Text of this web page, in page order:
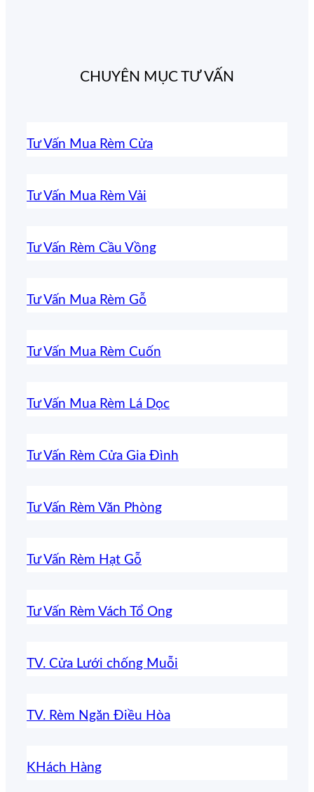
CHUYÊN MỤC TƯ VẤN
Tư Vấn Mua Rèm Cửa
Tư Vấn Mua Rèm Vải
Tư Vấn Rèm Cầu Vồng
Tư Vấn Mua Rèm Gỗ
Tư Vấn Mua Rèm Cuốn
Tư Vấn Mua Rèm Lá Dọc
Tư Vấn Rèm Cửa Gia Đình
Tư Vấn Rèm Văn Phòng
Tư Vấn Rèm Hạt Gỗ
Tư Vấn Rèm Vách Tổ Ong
TV. Cửa Lưới chống Muỗi
TV. Rèm Ngăn Điều Hòa
KHách Hàng